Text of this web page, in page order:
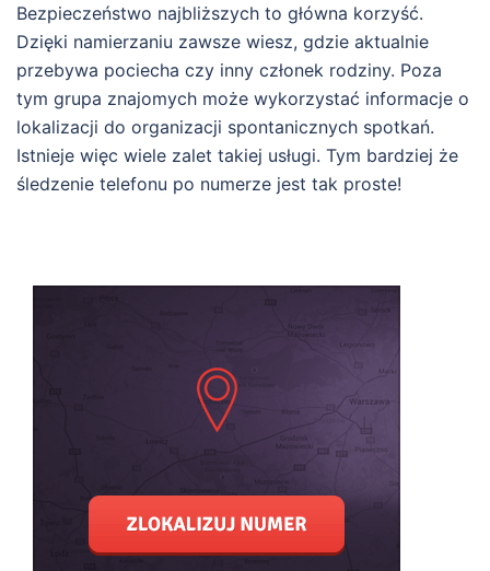
Bezpieczeństwo najbliższych to główna korzyść.
Dzięki namierzaniu zawsze wiesz, gdzie aktualnie
przebywa pociecha czy inny członek rodziny. Poza
tym grupa znajomych może wykorzystać informacje o
lokalizacji do organizacji spontanicznych spotkań.
Istnieje więc wiele zalet takiej usługi. Tym bardziej że
śledzenie telefonu po numerze jest tak proste!